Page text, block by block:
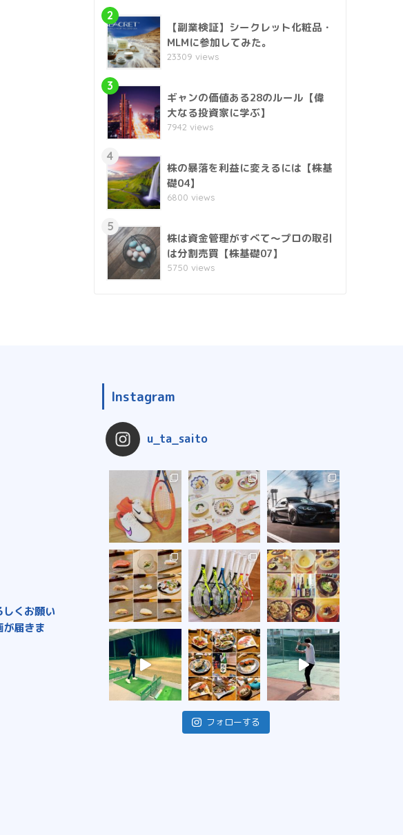
2
【副業検証】シークレット化粧品・
MLMに参加してみた。
23309 views
3
ギャンの価値ある28のルール【偉
大なる投資家に学ぶ】
7942 views
4
株の暴落を利益に変えるには【株基
礎04】
6800 views
5
株は資金管理がすべて～プロの取引
は分割売買【株基礎07】
5750 views
くお願い
届きま
Instagram
u_ta_saito
フォローする